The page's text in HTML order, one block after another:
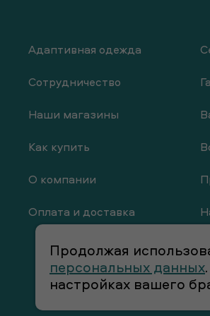
Адаптивная одежда
Сотрудничество
Наши магазины
Как купить
О компании
Оплата и доставка
Продолжая
персональных данных
настройках вашего